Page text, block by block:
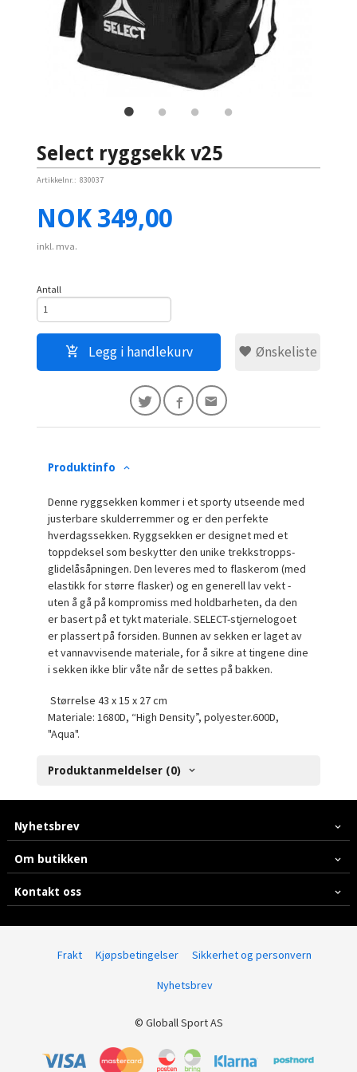
Select ryggsekk v25
Artikkelnr.: 830037
Pris
NOK 349,00
inkl. mva.
Antall
Legg i handlekurv Ønskeliste
Produktinfo
Denne ryggsekken kommer i et sporty utseende med
justerbare skulderremmer og er den perfekte
hverdagssekken. Ryggsekken er designet med et
toppdeksel som beskytter den unike trekkstropps-
glidelåsåpningen. Den leveres med to flaskerom (med
elastikk for større flasker) og en generell lav vekt -
uten å gå på kompromiss med holdbarheten, da den
er basert på et tykt materiale. SELECT-stjernelogoet
er plassert på forsiden. Bunnen av sekken er laget av
et vannavvisende materiale, for å sikre at tingene dine
i sekken ikke blir våte når de settes på bakken.
Størrelse 43 x 15 x 27 cm
Materiale: 1680D, “High Density”, polyester.600D,
"Aqua".
Produktanmeldelser (0)
Nyhetsbrev
Om butikken
Kontakt oss
Frakt Kjøpsbetingelser Sikkerhet og personvern
Nyhetsbrev
© Globall Sport AS